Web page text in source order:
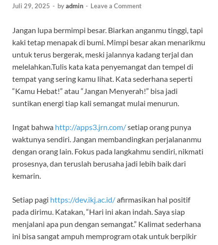
Juli 29, 2025 - byadmin - Leave a Comment
Jangan lupa bermimpi besar. Biarkan anganmu tinggi, tapi
kaki tetap menapak di bumi. Mimpi besar akan menarikmu
untuk terus bergerak, meski jalannya kadang terjal dan
melelahkan.Tulis kata kata penyemangat dan tempel di
tempat yang sering kamu lihat. Kata sederhana seperti
“Kamu Hebat!” atau “Jangan Menyerah!” bisa jadi
suntikan energi tiap kali semangat mulai menurun.
Ingat bahwa http://apps3.jrn.com/setiap orang punya
waktunya sendiri. Jangan membandingkan perjalananmu
dengan orang lain. Fokus pada langkahmu sendiri, nikmati
prosesnya, dan teruslah berusaha jadi lebih baik dari
kemarin.
Setiap pagi https://dev.ikj.ac.id/afirmasikan hal positif
pada dirimu. Katakan, “Hari ini akan indah. Saya siap
menjalani apa pun dengan semangat.” Kalimat sederhana
ini bisa sangat ampuh memprogram otak untuk berpikir